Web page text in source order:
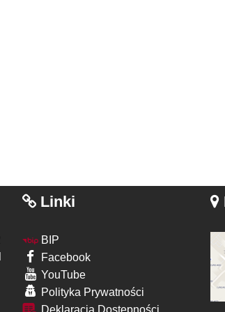
Linki
BIP
Facebook
YouTube
Polityka Prywatności